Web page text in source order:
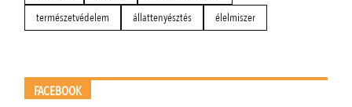
természetvédelem
állattenyésztés élelmiszer
FACEBOOK